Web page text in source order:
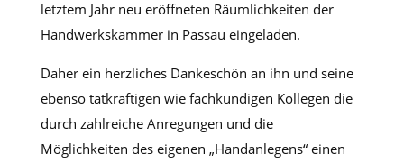
letztem Jahr neu eröffneten Räumlichkeiten der
Handwerkskammer in Passau eingeladen.
Daher ein herzliches Dankeschön an ihn und seine
ebenso tatkräftigen wie fachkundigen Kollegen die
durch zahlreiche Anregungen und die
Möglichkeiten des eigenen „Handanlegens“ einen